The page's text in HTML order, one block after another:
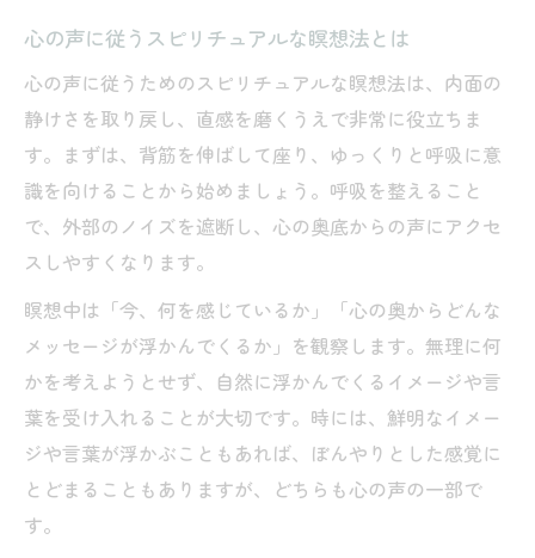
スピリチュアル的にピュアな人とはどんな
特徴か
声が可愛い人のスピリチュアルな魅力と意
味
ピュアな感受性が心の声を強く感じる理由
スピリチュアルで捉える純粋さと心のサイ
ン
心の声を聞く人に共通するスピリチュアル
的資質
心の声に従うスピリチュアルな瞑想法とは
心の声に従うためのスピリチュアルな瞑想法は、内面の
静けさを取り戻し、直感を磨くうえで非常に役立ちま
す。まずは、背筋を伸ばして座り、ゆっくりと呼吸に意
識を向けることから始めましょう。呼吸を整えること
で、外部のノイズを遮断し、心の奥底からの声にアクセ
スしやすくなります。
瞑想中は「今、何を感じているか」「心の奥からどんな
メッセージが浮かんでくるか」を観察します。無理に何
かを考えようとせず、自然に浮かんでくるイメージや言
葉を受け入れることが大切です。時には、鮮明なイメー
ジや言葉が浮かぶこともあれば、ぼんやりとした感覚に
とどまることもありますが、どちらも心の声の一部で
す。